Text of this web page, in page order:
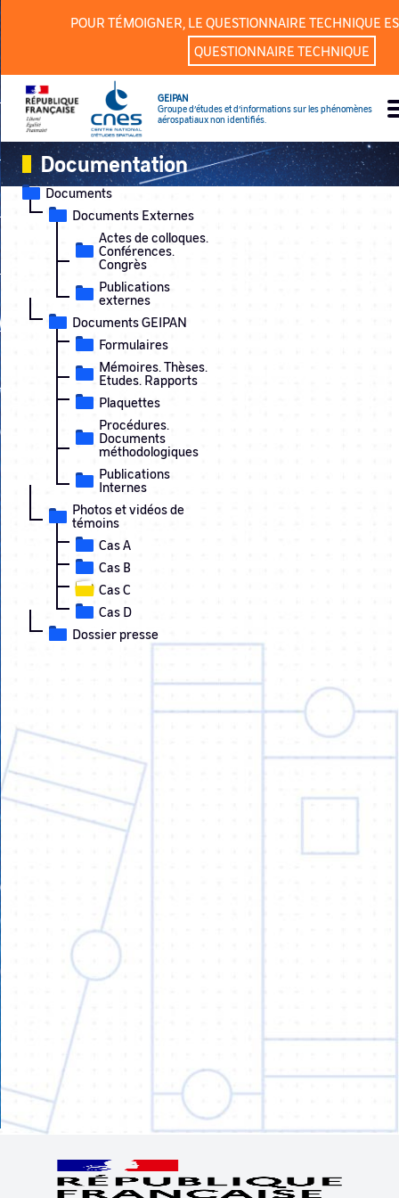
POUR TÉMOIGNER, LE QUESTIONNAIRE TECHNIQUE
QUESTIONNAIRE TECHNIQUE
GEIPAN
Groupe d’études et d’informations sur les phénomènes
aérospatiaux non identifiés.
Documentation
Documents
Documents Externes
Actes de colloques.
Conférences.
Congrès
Publications
externes
Documents GEIPAN
Formulaires
Mémoires. Thèses.
Etudes. Rapports
Plaquettes
Procédures.
Documents
méthodologiques
Publications
Internes
Photos et vidéos de
témoins
Cas A
Cas B
Cas C
Cas D
Dossier presse